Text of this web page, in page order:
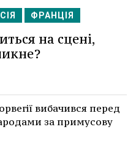
ФРАНЦІЯ
на сцені,
вибачився перед
за примусову